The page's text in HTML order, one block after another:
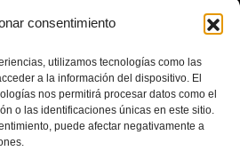
consentimiento
utilizamos tecnologías como las
a la información del dispositivo. El
nos permitirá procesar datos como el
o las identificaciones únicas en este sitio.
puede afectar negativamente a